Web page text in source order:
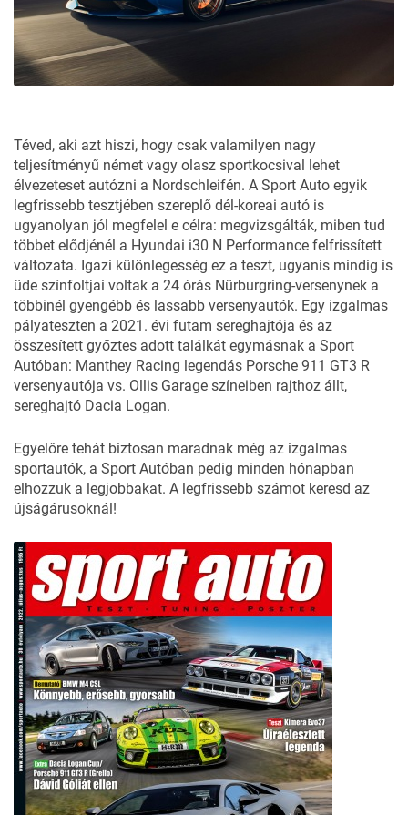
Téved, aki azt hiszi, hogy csak valamilyen nagy
teljesítményű német vagy olasz sportkocsival lehet
élvezeteset autózni a Nordschleifén. A Sport Auto egyik
legfrissebb tesztjében szereplő dél-koreai autó is
ugyanolyan jól megfelel e célra: megvizsgálták, miben tud
többet elődjénél a Hyundai i30 N Performance felfrissített
változata. Igazi különlegesség ez a teszt, ugyanis mindig is
üde színfoltjai voltak a 24 órás Nürburgring-versenynek a
többinél gyengébb és lassabb versenyautók. Egy izgalmas
pályateszten a 2021. évi futam sereghajtója és az
összesített győztes adott találkát egymásnak a Sport
Autóban: Manthey Racing legendás Porsche 911 GT3 R
versenyautója vs. Ollis Garage színeiben rajthoz állt,
sereghajtó Dacia Logan.
Egyelőre tehát biztosan maradnak még az izgalmas
sportautók, a Sport Autóban pedig minden hónapban
elhozzuk a legjobbakat. A legfrissebb számot keresd az
újságárusoknál!